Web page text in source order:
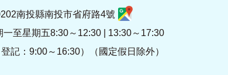
南投縣南投市省府路4號
至星期五8:30～12:30 | 13:30～17:30
登記：9:00～16:30）（國定假日除外）